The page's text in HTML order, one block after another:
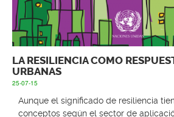
LA RESILIENCIA COMO
URBANAS
25-07-15
Aunque el significado de resiliencia
conceptos según el sector de